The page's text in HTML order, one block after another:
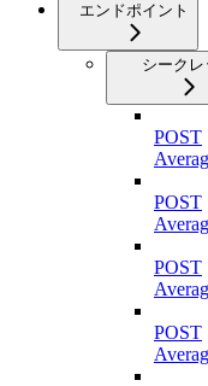
エンドポイント
シークレ
POST
POST
POST
POST